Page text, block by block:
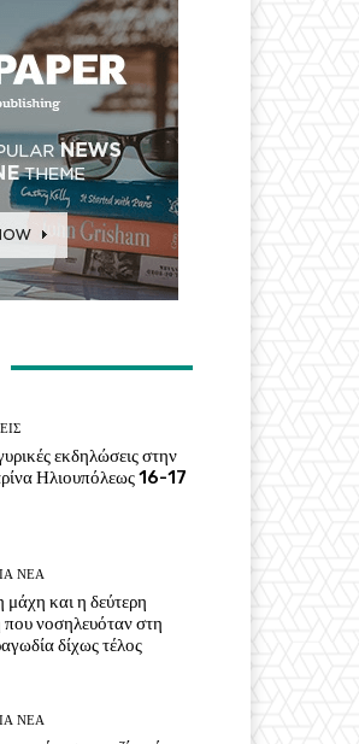
εκδηλώσεις στην
Ηλιουπόλεως 16-17
ΝΈΑ
μάχη και η δεύτερη
νοσηλευόταν στη
δίχως τέλος
ΝΈΑ